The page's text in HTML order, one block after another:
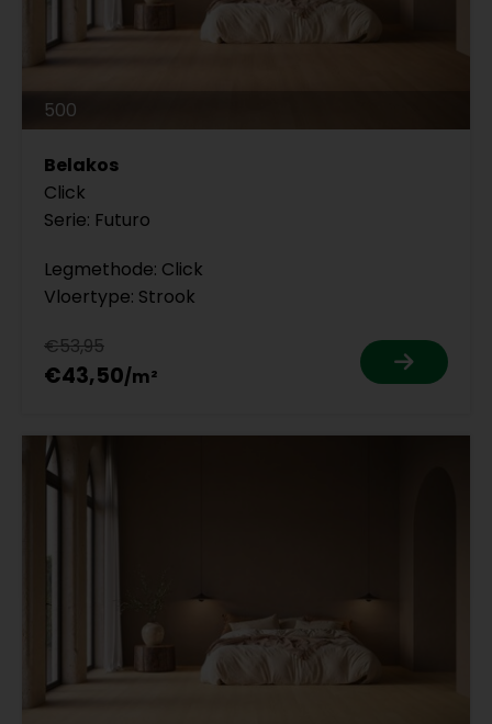
500
Belakos
Click
Serie: Futuro
Legmethode: Click
Vloertype: Strook
€53,95
€43,50